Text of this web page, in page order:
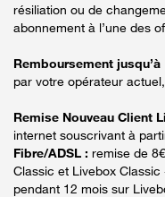
résiliation ou de
abonnement à l’une des
Remboursement jusqu’à
par votre opérateur
Remise Nouveau Client
internet souscrivant à
Fibre/ADSL : remise de
Classic et Livebox
pendant 12 mois sur